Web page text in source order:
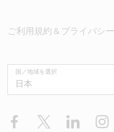
ご利用規約＆プライバシー
国／地域を選択
Facebook LinkedIn